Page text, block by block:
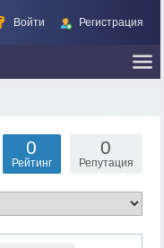
Войти Регистрация
0
Репутация
0
Рейтинг